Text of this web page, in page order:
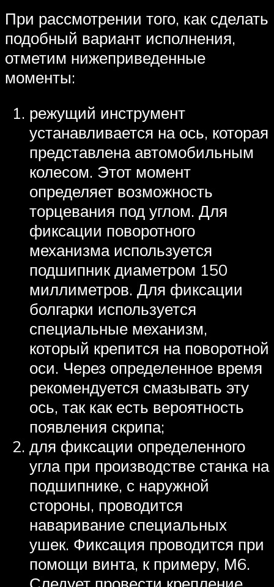
При рассмотрении того, как сделать
подобный вариант исполнения,
отметим нижеприведенные
моменты:
режущий инструмент
устанавливается на ось, которая
представлена автомобильным
колесом. Этот момент
определяет возможность
торцевания под углом. Для
фиксации поворотного
механизма используется
подшипник диаметром 150
миллиметров. Для фиксации
болгарки используется
специальные механизм,
который крепится на поворотной
оси. Через определенное время
рекомендуется смазывать эту
ось, так как есть вероятность
появления скрипа;
для фиксации определенного
угла при производстве станка на
подшипнике, с наружной
стороны, проводится
наваривание специальных
ушек. Фиксация проводится при
помощи винта, к примеру, М6.